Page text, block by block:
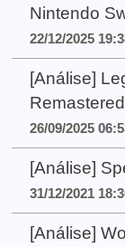
Nintendo
22/12/2025
[Análise]
Remastered
26/09/2025
[Análise]
31/12/2021
[Análise]